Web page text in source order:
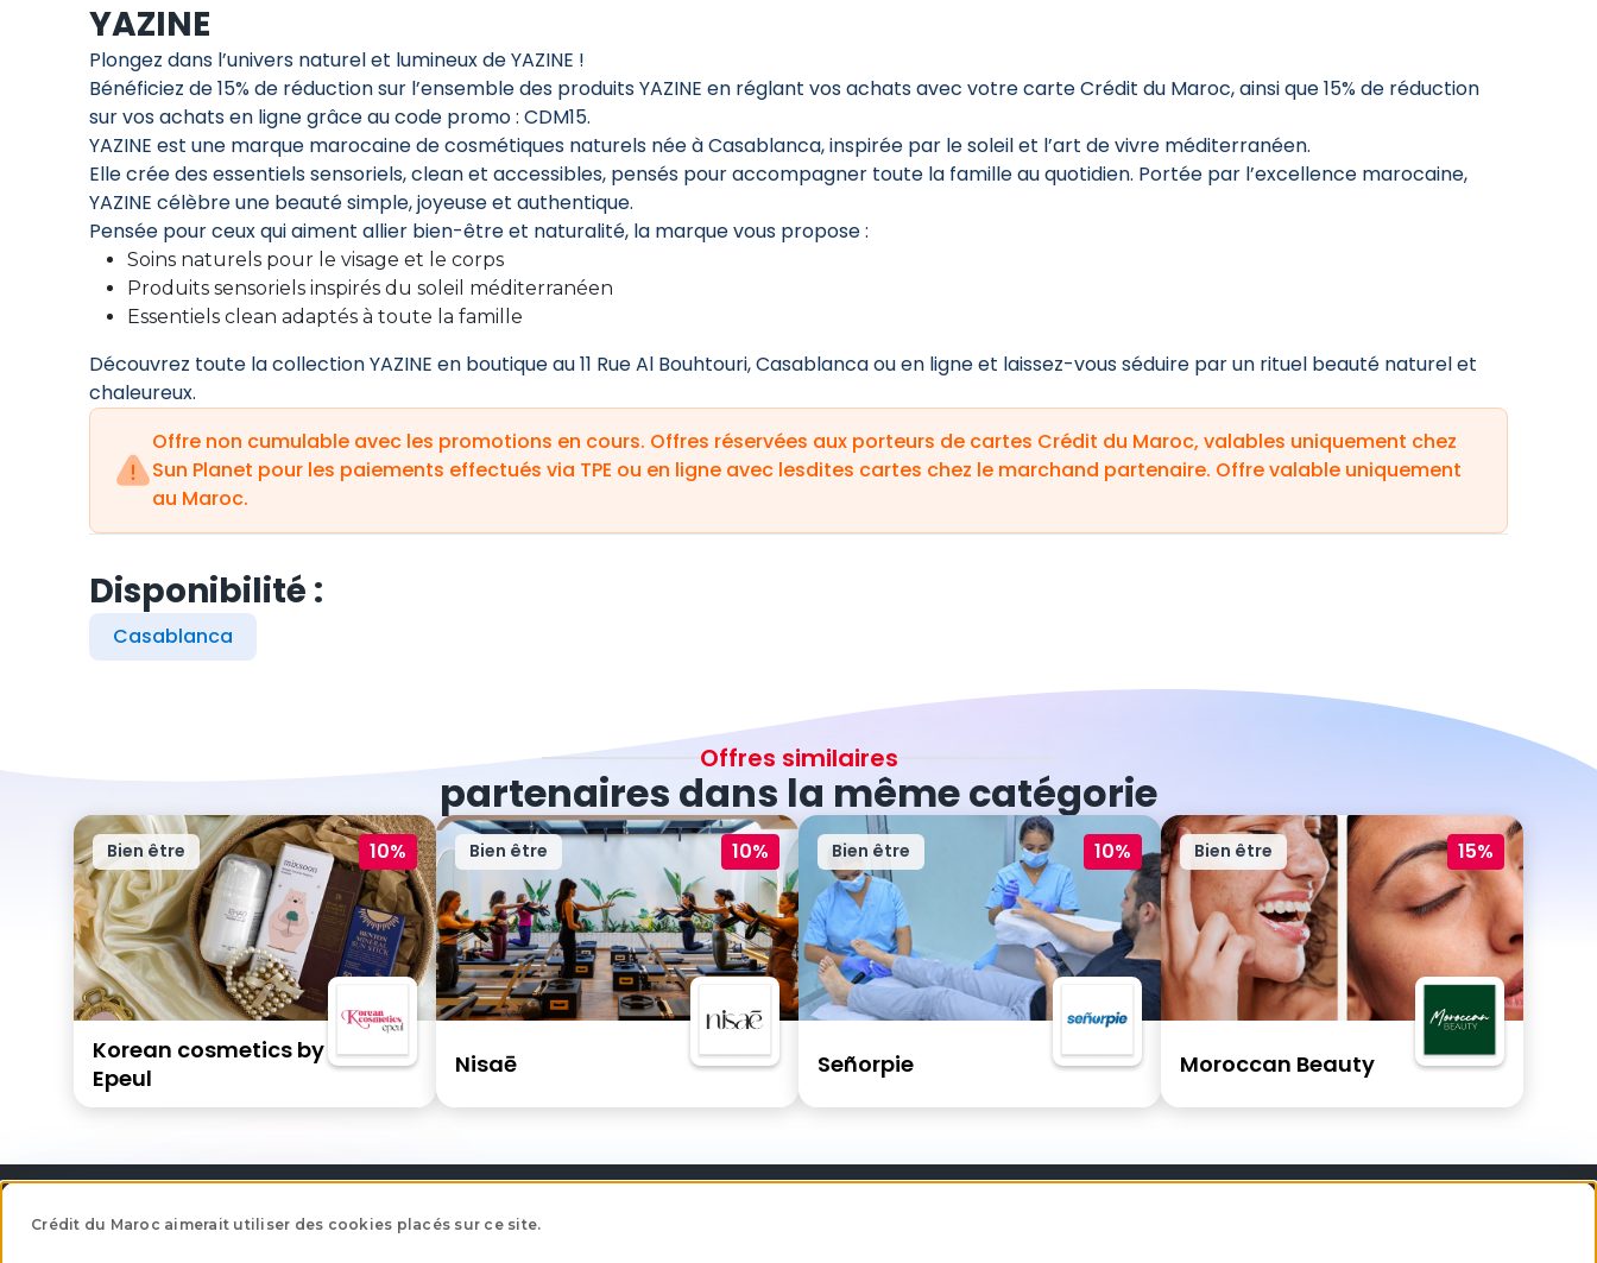
YAZINE
Plongez dans l’univers naturel et lumineux de YAZINE !
Bénéficiez de 15% de réduction sur l’ensemble des produits YAZINE en réglant vos achats avec votre carte Crédit du Maroc, ainsi que 15% de réduction
sur vos achats en ligne grâce au code promo : CDM15.
YAZINE est une marque marocaine de cosmétiques naturels née à Casablanca, inspirée par le soleil et l’art de vivre méditerranéen.
Elle crée des essentiels sensoriels, clean et accessibles, pensés pour accompagner toute la famille au quotidien. Portée par l’excellence marocaine,
YAZINE célèbre une beauté simple, joyeuse et authentique.
Pensée pour ceux qui aiment allier bien-être et naturalité, la marque vous propose :
Soins naturels pour le visage et le corps
Produits sensoriels inspirés du soleil méditerranéen
Essentiels clean adaptés à toute la famille
Découvrez toute la collection YAZINE en boutique au 11 Rue Al Bouhtouri, Casablanca ou en ligne et laissez-vous séduire par un rituel beauté naturel et
chaleureux.
Offre non cumulable avec les promotions en cours. Offres réservées aux porteurs de cartes Crédit du Maroc, valables uniquement chez
Sun Planet pour les paiements effectués via TPE ou en ligne avec lesdites cartes chez le marchand partenaire. Offre valable uniquement
au Maroc.
Disponibilité :
Casablanca
Offres similaires
partenaires dans la même catégorie
Bien être 10%
Korean cosmetics by
Epeul
Bien être 10%
Nisaē
Bien être 10%
Señorpie
Bien être 15%
Moroccan Beauty
Crédit du Maroc aimerait utiliser des cookies placés sur ce site.